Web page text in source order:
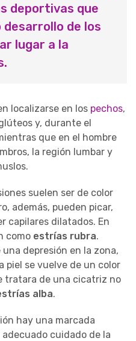
deportivas que
desarrollo de los
lugar a la
localizarse en los pechos,
y, durante el
que en el hombre
la región lumbar y
suelen ser de color
además, pueden picar,
capilares dilatados. En
como estrías rubra.
depresión en la zona,
piel se vuelve de un color
tratara de una cicatriz no
alba.
hay una marcada
cuidado de la